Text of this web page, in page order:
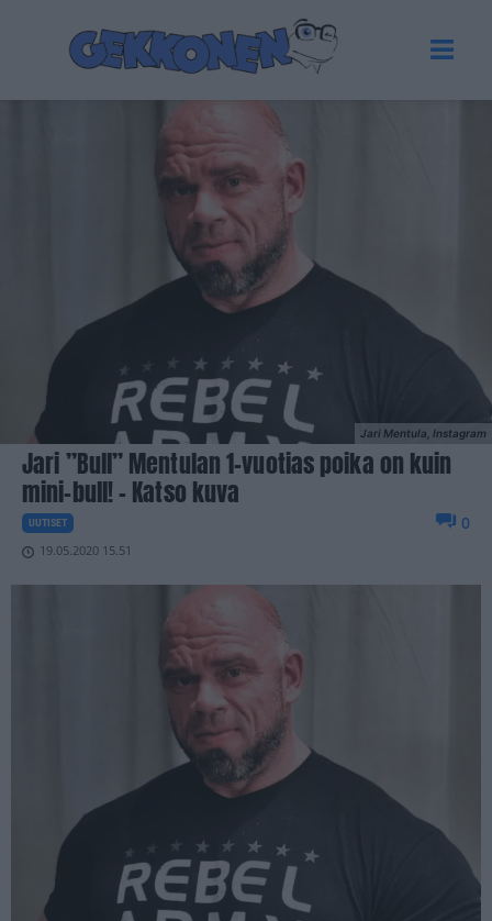
Jari Mentula, Instagram
Jari ”Bull” Mentulan 1-vuotias poika on kuin
mini-bull! – Katso kuva
UUTISET
19.05.2020 15.51
0